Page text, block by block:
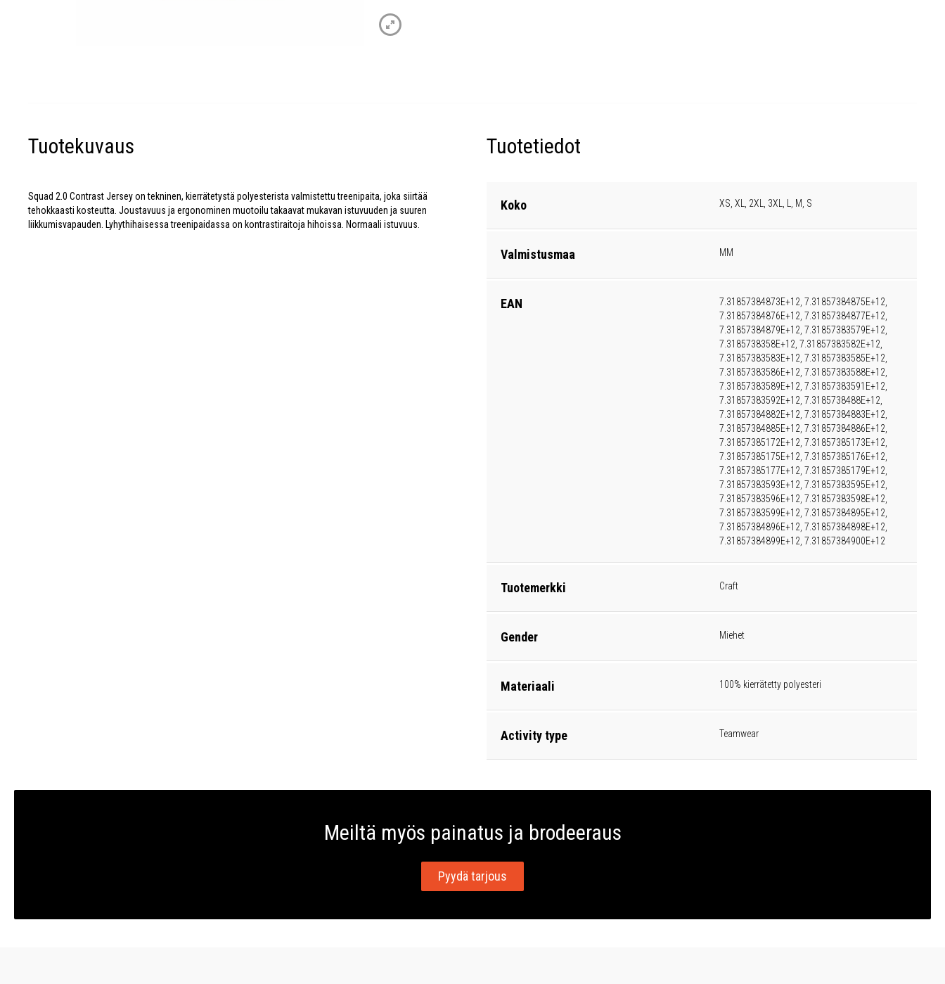
Tuotekuvaus
Squad 2.0 Contrast Jersey on tekninen, kierrätetystä polyesterista valmistettu treenipaita, joka siirtää
tehokkaasti kosteutta. Joustavuus ja ergonominen muotoilu takaavat mukavan istuvuuden ja suuren
liikkumisvapauden. Lyhythihaisessa treenipaidassa on kontrastiraitoja hihoissa. Normaali istuvuus.
Tuotetiedot
Koko XS, XL, 2XL, 3XL, L, M, S
Valmistusmaa MM
EAN
7.31857384873E+12, 7.31857384875E+12,
7.31857384876E+12, 7.31857384877E+12,
7.31857384879E+12, 7.31857383579E+12,
7.3185738358E+12, 7.31857383582E+12,
7.31857383583E+12, 7.31857383585E+12,
7.31857383586E+12, 7.31857383588E+12,
7.31857383589E+12, 7.31857383591E+12,
7.31857383592E+12, 7.3185738488E+12,
7.31857384882E+12, 7.31857384883E+12,
7.31857384885E+12, 7.31857384886E+12,
7.31857385172E+12, 7.31857385173E+12,
7.31857385175E+12, 7.31857385176E+12,
7.31857385177E+12, 7.31857385179E+12,
7.31857383593E+12, 7.31857383595E+12,
7.31857383596E+12, 7.31857383598E+12,
7.31857383599E+12, 7.31857384895E+12,
7.31857384896E+12, 7.31857384898E+12,
7.31857384899E+12, 7.31857384900E+12
Tuotemerkki Craft
Gender Miehet
Materiaali 100% kierrätetty polyesteri
Activity type Teamwear
Meiltä myös painatus ja brodeeraus
Pyydä tarjous